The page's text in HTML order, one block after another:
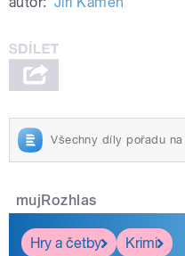
Všechny díly pořadu na
mujRozhlas
Hry a četby
Krimi